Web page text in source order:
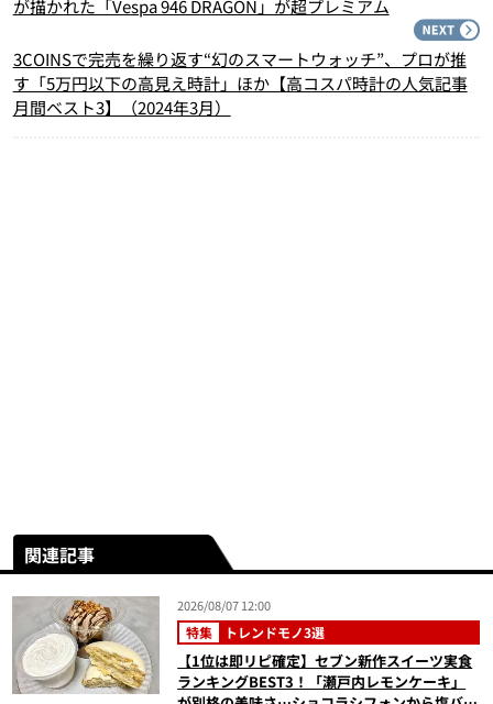
が描かれた「Vespa 946 DRAGON」が超プレミアム
3COINSで完売を繰り返す“幻のスマートウォッチ”、プロが推
す「5万円以下の高見え時計」ほか【高コスパ時計の人気記事
月間ベスト3】（2024年3月）
関連記事
2026/08/07 12:00
特集 トレンドモノ3選
【1位は即リピ確定】セブン新作スイーツ実食
ランキングBEST3！「瀬戸内レモンケーキ」